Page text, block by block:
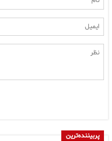
پربیننده‌ترین